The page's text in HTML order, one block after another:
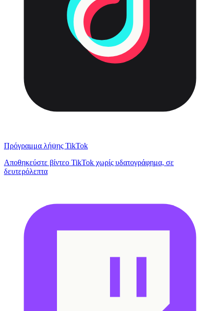
Πρόγραμμα λήψης TikTok
Αποθηκεύστε βίντεο TikTok χωρίς υδατογράφημα, σε
δευτερόλεπτα